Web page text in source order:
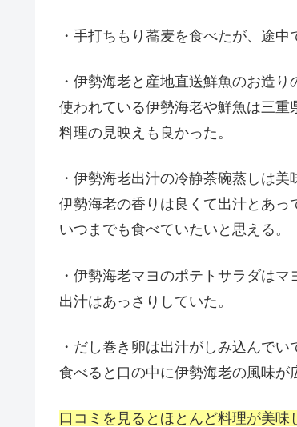
・手打ちもり蕎麦を食べたが、途
・伊勢海老と産地直送鮮魚のお造り
使われている伊勢海老や鮮魚は三重
料理の見映えも良かった。
・伊勢海老出汁の冷静茶碗蒸しは美
伊勢海老の香りは良くて出汁とあっ
いつまでも食べていたいと思える。
・伊勢海老マヨのポテトサラダはマ
出汁はあっさりしていた。
・だし巻き卵は出汁がしみ込んでい
食べると口の中に伊勢海老の風味が
口コミを見るとほとんど料理が美味